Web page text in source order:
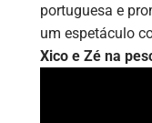
portuguesa e
um espetáculo
Xico e Zé na